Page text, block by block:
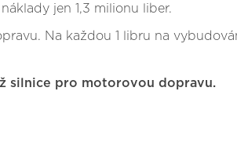
jen 1,3 milionu liber.
Na každou 1 libru na
silnice pro motorovou dopravu.